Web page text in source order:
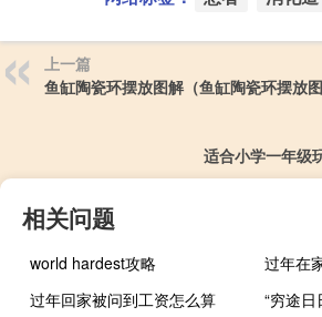
上一篇
鱼缸陶瓷环摆放图解（鱼缸陶瓷环摆放图
适合小学一年级
相关问题
world hardest攻略
过年在
过年回家被问到工资怎么算
“穷途日